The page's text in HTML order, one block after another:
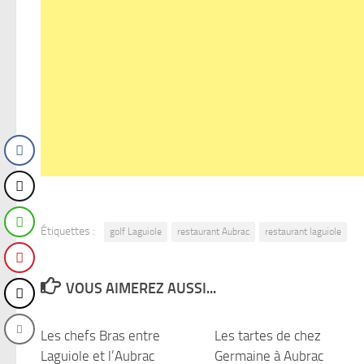
Étiquettes : golf Laguiole restaurant Aubrac restaurant laguiole
VOUS AIMEREZ AUSSI...
Les chefs Bras entre
Laguiole et l’Aubrac
Les tartes de chez
Germaine à Aubrac